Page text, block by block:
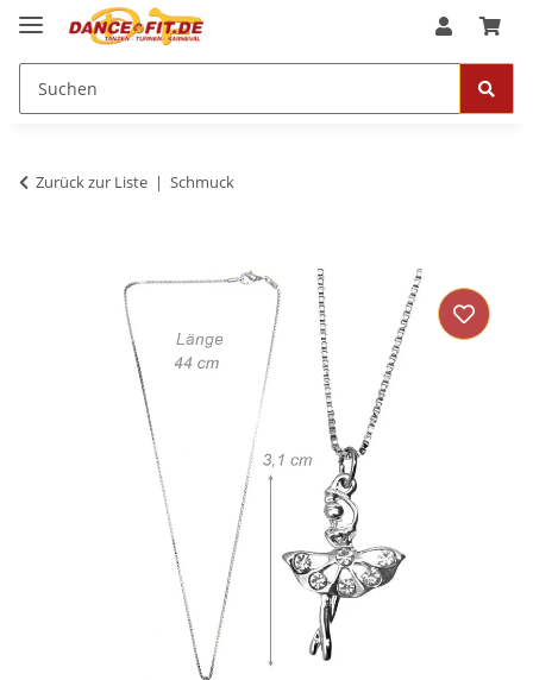
Zurück zur Liste Schmuck